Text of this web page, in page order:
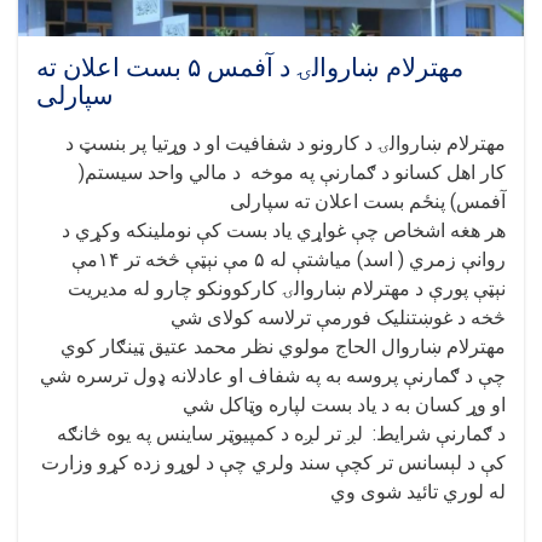
مهترلام ښاروالۍ د آفمس ۵ بست اعلان ته
سپارلی
مهترلام ښاروالۍ د کارونو د شفافیت او د وړتیا پر بنسټ د
کار اهل کسانو د ګمارنې په موخه د مالي واحد سیستم(
آفمس) پنځم بست اعلان ته سپارلی
روانې زمري ( اسد) میاشتې له ۵ مې نېټې څخه تر ۱۴مې
نېټې پورې د مهترلام ښاروالۍ کارکوونکو چارو له مدیریت
څخه د غوښتنلیک فورمې ترلاسه کولای شي
مهترلام ښاروال الحاج مولوي نظر محمد عتیق ټینګار کوي
چې د ګمارنې پروسه به په شفاف او عادلانه ډول ترسره شي
او وړ کسان به د یاد بست لپاره وټاکل شي
د ګمارنې شرایط: لږ تر لږه د کمپیوټر ساینس په یوه څانګه
کې د لېسانس تر کچې سند ولري چې د لوړو زده کړو وزارت
له لوري تائید شوی وي